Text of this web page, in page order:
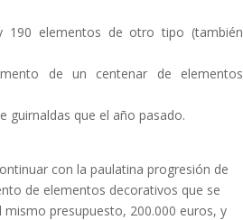
190 elementos de otro tipo (también
de un centenar de elementos
guirnaldas que el año pasado.
con la paulatina progresión de
de elementos decorativos que se
presupuesto, 200.000 euros, y